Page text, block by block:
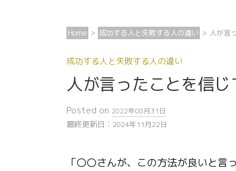
Home > 成功する人と失敗する人の違い > 人が言
成功する人と失敗する人の違い
人が言ったことを信
Posted on 2022年08月31日
最終更新日： 2024年11月22日
「〇〇さんが、この方法が良いと言